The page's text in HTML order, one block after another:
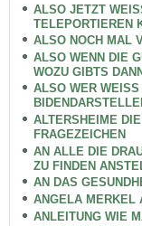
ALSO JETZT
TELEPORTIEREN
ALSO NOCH MAL
ALSO WENN DIE
WOZU GIBTS
ALSO WER
ALTERSHEIME
FRAGEZEICHEN
AN ALLE DIE
ZU FINDEN
AN DAS
ANGELA MERKEL
ANLEITUNG WIE